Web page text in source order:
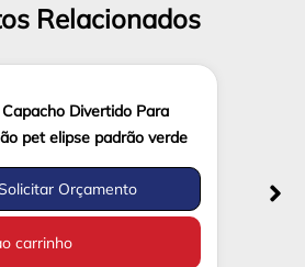
Relacionados
Divertido Para
pet elipse padrão verde
Orçamento
carrinho